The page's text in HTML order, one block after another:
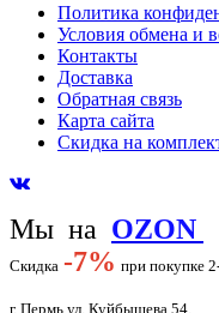
Политика
Условия обмена и
Контакты
Доставка
Обратная связь
Карта сайта
Скидка на
Мы на OZON
Скидка -7% при покупке
г. Пермь ул. Куйбышева 54.